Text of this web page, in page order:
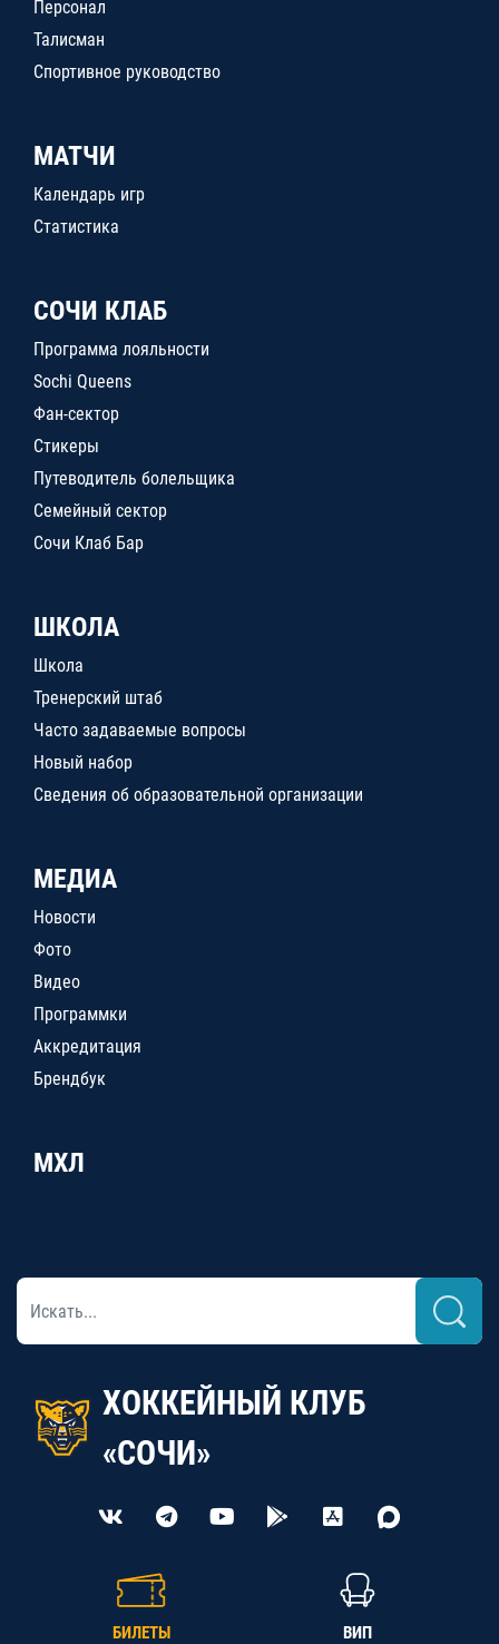
Персонал
Талисман
Спортивное руководство
МАТЧИ
Календарь игр
Статистика
СОЧИ КЛАБ
Программа лояльности
Sochi Queens
Фан-сектор
Стикеры
Путеводитель болельщика
Семейный сектор
Сочи Клаб Бар
ШКОЛА
Школа
Тренерский штаб
Часто задаваемые вопросы
Новый набор
Сведения об образовательной организации
МЕДИА
Новости
Фото
Видео
Программки
Аккредитация
Брендбук
МХЛ
ХОККЕЙНЫЙ КЛУБ
«СОЧИ»
БИЛЕТЫ ВИП